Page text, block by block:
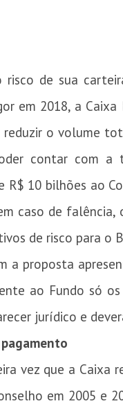
risco de sua
em 2018, a
o volume
contar com
R$ 10 bilhões ao
caso de
de risco para o
a proposta
ao Fundo só
jurídico e
vez que a Caixa
em 2005 e